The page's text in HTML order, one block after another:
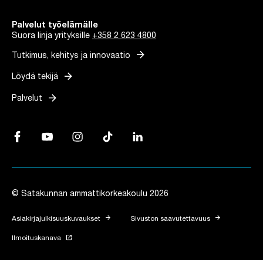
Palvelut työelämälle
Suora linja yrityksille +358 2 623 4800
Tutkimus, kehitys ja innovaatio arrow_forward
Löydä tekijä arrow_forward
Palvelut arrow_forward
Facebook, Linkki avautuu uuteen välilehteen
YouTube, Linkki avautuu uuteen välilehteen
Instagram, Linkki avautuu uuteen välilehteen
TikTok, Linkki avautuu uuteen välilehteen
LinkedIn, Linkki avautuu uuteen
© Satakunnan ammattikorkeakoulu 2026
Asiakirjajulkisuuskuvaukset arrow_forward Sivuston saavutettavuus arrow_forward
Ilmoituskanava Linkki avautuu uuteen välilehteen
launch